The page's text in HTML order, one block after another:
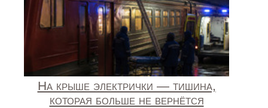
На крыше электрички — тишина,
которая больше не вернётся